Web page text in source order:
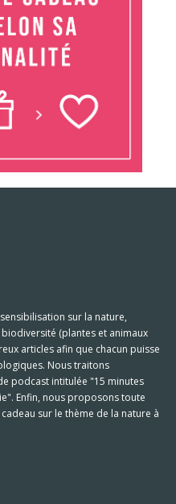
sur la nature,
(plantes et animaux
articles afin que chacun puisse
Nous traitons
podcast intitulée "15 minutes
Enfin, nous proposons toute
sur le thème de la nature à